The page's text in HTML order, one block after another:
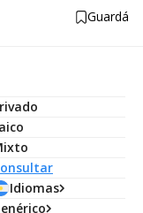
Guardá
Idiomas